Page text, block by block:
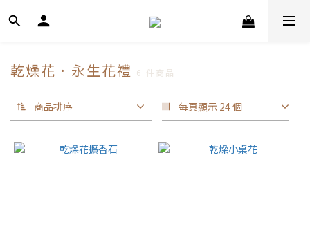
乾燥花．永生花禮 6 件商品
商品排序 每頁顯示 24 個